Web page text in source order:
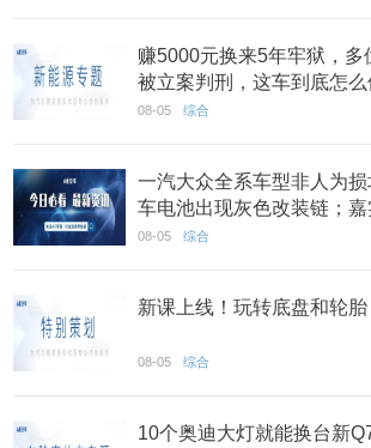
赚5000元换来5年牢狱，多
被立案判刑，这车到底怎么
08-05 综合
一汽大众全系车型非人为
车电池出现灰色改装链；
集团达成合作丨AC早报
08-05 综合
新课上线！玩转底盘和轮
08-05 综合
10个奥迪大灯就能换台新